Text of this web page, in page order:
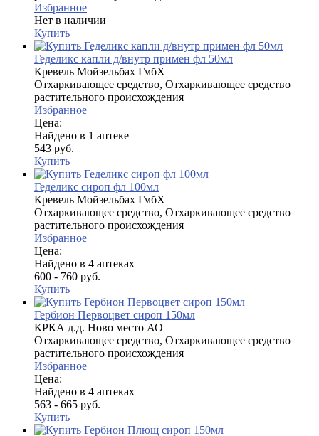
Избранное
Нет в наличии
Купить
Геделикс капли д/внутр примен фл 50мл
Кревель Мойзельбах ГмбХ
Отхаркивающее средство, Отхаркивающее средство
растительного происхождения
Избранное
Цена:
Найдено в 1 аптеке
543 руб.
Купить
Геделикс сироп фл 100мл
Кревель Мойзельбах ГмбХ
Отхаркивающее средство, Отхаркивающее средство
растительного происхождения
Избранное
Цена:
Найдено в 4 аптеках
600 - 760 руб.
Купить
Гербион Первоцвет сироп 150мл
КРКА д.д. Ново место АО
Отхаркивающее средство, Отхаркивающее средство
растительного происхождения
Избранное
Цена:
Найдено в 4 аптеках
563 - 665 руб.
Купить